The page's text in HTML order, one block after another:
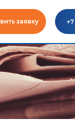
заявку